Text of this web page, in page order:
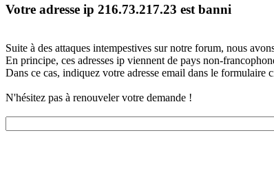
Votre adresse ip 216.73.217.23 est banni
Suite à des attaques intempestives sur notre forum, nous
En principe, ces adresses ip viennent de pays non-
Dans ce cas, indiquez votre adresse email dans le formulaire
N'hésitez pas à renouveler votre demande !